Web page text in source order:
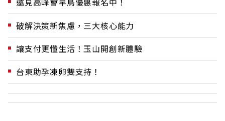
破解決策新焦慮，三大核心能力
讓支付更懂生活！玉山開創新體驗
台東助孕凍卵雙支持！